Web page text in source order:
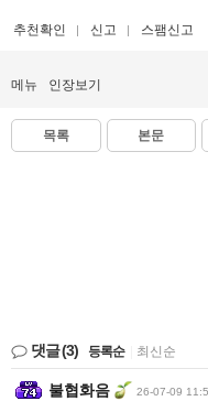
추천확인 신고 스팸신고
메뉴 인장보기
목록 본문
댓글(3) 등록순 최신순
불협화음 26-07-09